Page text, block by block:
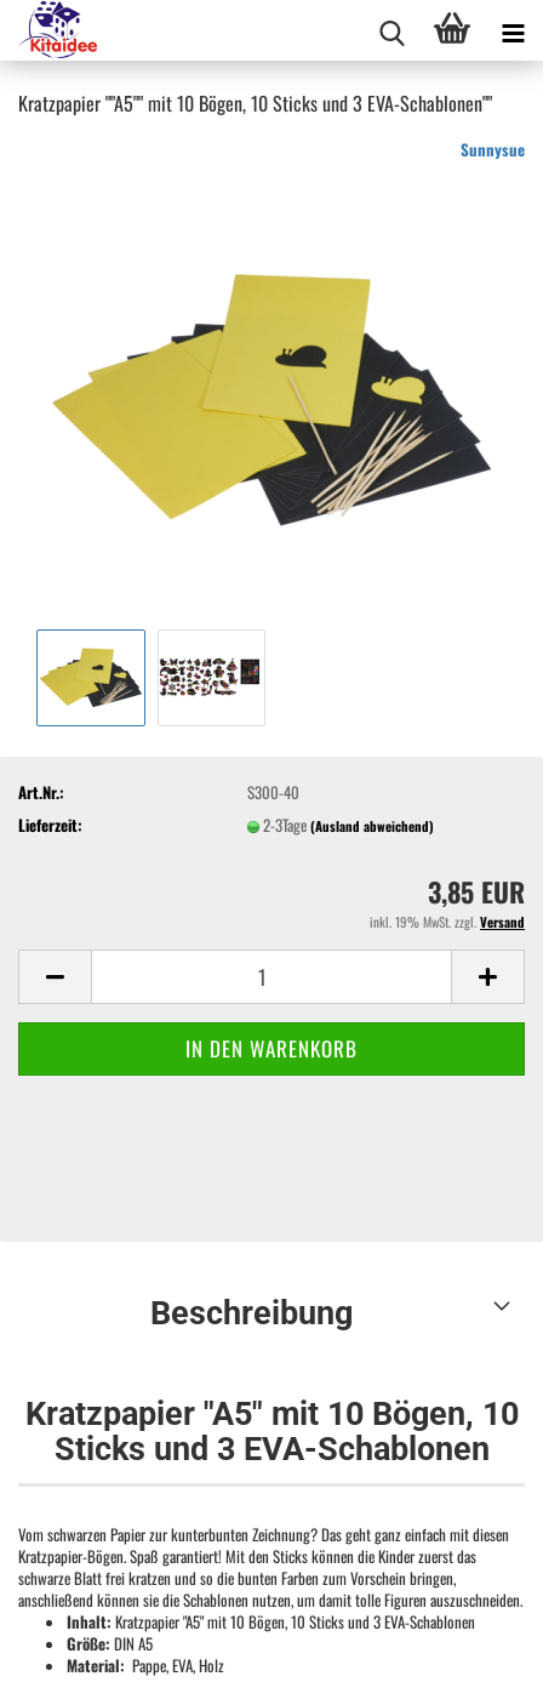
Kratzpapier ""A5"" mit 10 Bögen, 10 Sticks und 3 EVA-Schablonen""
Sunnysue
Art.Nr.:
S300-40
Lieferzeit:
2-3Tage(Ausland abweichend)
3,85 EUR
inkl. 19% MwSt. zzgl.Versand
Beschreibung
Kratzpapier "A5" mit 10 Bögen, 10
Sticks und 3 EVA-Schablonen
Vom schwarzen Papier zur kunterbunten Zeichnung? Das geht ganz einfach mit diesen
Kratzpapier-Bögen. Spaß garantiert! Mit den Sticks können die Kinder zuerst das
schwarze Blatt frei kratzen und so die bunten Farben zum Vorschein bringen,
anschließend können sie die Schablonen nutzen, um damit tolle Figuren auszuschneiden.
Inhalt: Kratzpapier "A5" mit 10 Bögen, 10 Sticks und 3 EVA-Schablonen
Größe: DIN A5
Material: Pappe, EVA, Holz